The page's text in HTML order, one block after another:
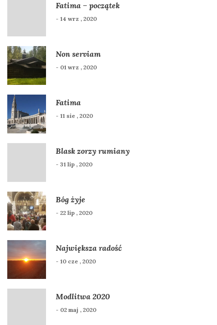
Fatima – początek
- 14 wrz , 2020
Non serviam
- 01 wrz , 2020
Fatima
- 11 sie , 2020
Blask zorzy rumiany
- 31 lip , 2020
Bóg żyje
- 22 lip , 2020
Największa radość
- 10 cze , 2020
Modlitwa 2020
- 02 maj , 2020